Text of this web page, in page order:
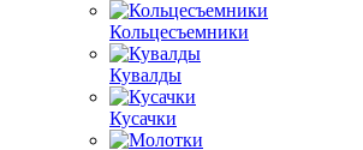
Кольцесъемники
Кувалды
Кусачки